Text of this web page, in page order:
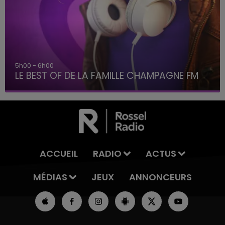
5h00 - 6h00
LE BEST OF DE LA FAMILLE CHAMPAGNE FM
ACCUEIL RADIO
ACTUS
MÉDIAS
JEUX ANNONCEURS